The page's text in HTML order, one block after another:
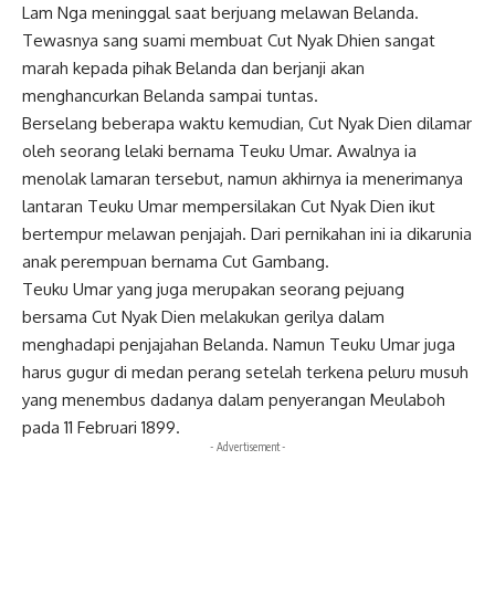
Lam Nga meninggal saat berjuang melawan Belanda.
Tewasnya sang suami membuat Cut Nyak Dhien sangat
marah kepada pihak Belanda dan berjanji akan
menghancurkan Belanda sampai tuntas.
Berselang beberapa waktu kemudian, Cut Nyak Dien dilamar
oleh seorang lelaki bernama Teuku Umar. Awalnya ia
menolak lamaran tersebut, namun akhirnya ia menerimanya
lantaran Teuku Umar mempersilakan Cut Nyak Dien ikut
bertempur melawan penjajah. Dari pernikahan ini ia dikarunia
anak perempuan bernama Cut Gambang.
Teuku Umar yang juga merupakan seorang pejuang
bersama Cut Nyak Dien melakukan gerilya dalam
menghadapi penjajahan Belanda. Namun Teuku Umar juga
harus gugur di medan perang setelah terkena peluru musuh
yang menembus dadanya dalam penyerangan Meulaboh
pada 11 Februari 1899.
- Advertisement -